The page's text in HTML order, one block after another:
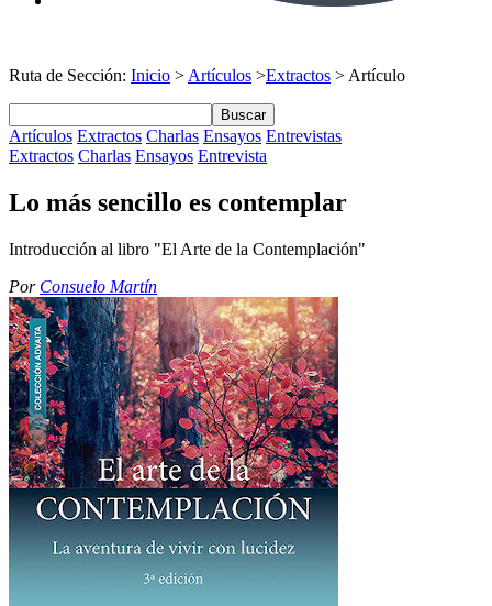
Ruta de Sección: Inicio > Artículos >Extractos > Artículo
Buscar
Artículos Extractos Charlas Ensayos Entrevistas
Extractos Charlas Ensayos Entrevista
Lo más sencillo es contemplar
Introducción al libro "El Arte de la Contemplación"
Por Consuelo Martín